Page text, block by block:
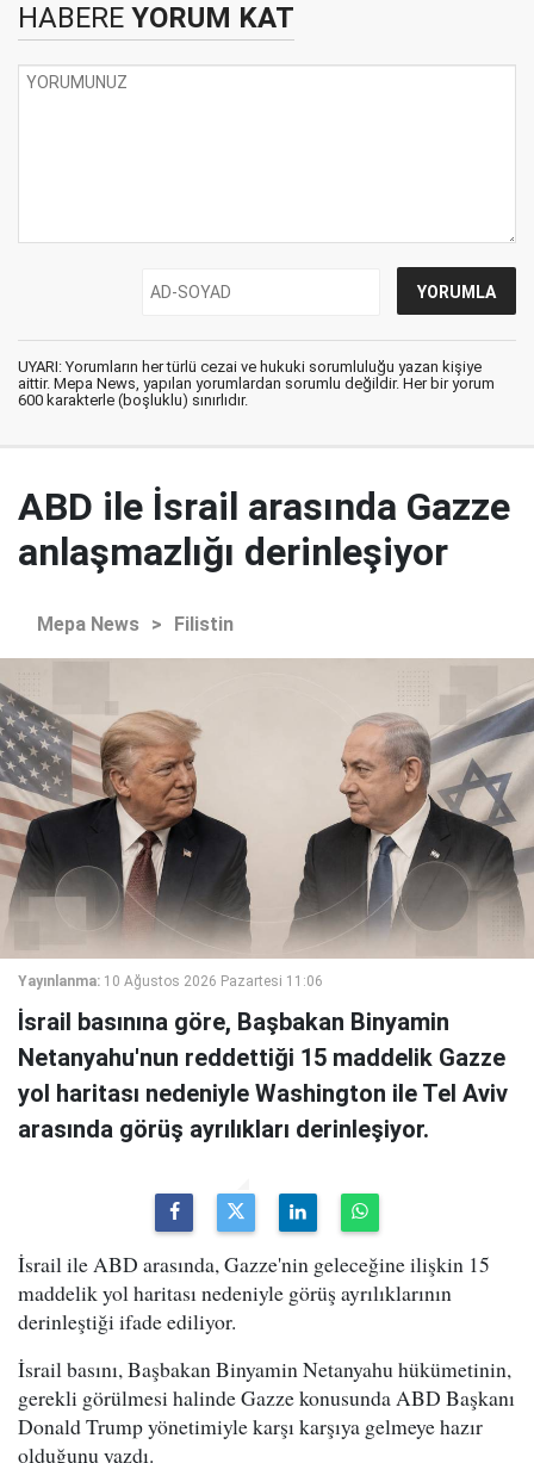
HABERE YORUM KAT
UYARI: Yorumların her türlü cezai ve hukuki sorumluluğu yazan kişiye
aittir. Mepa News, yapılan yorumlardan sorumlu değildir. Her bir yorum
600 karakterle (boşluklu) sınırlıdır.
ABD ile İsrail arasında Gazze
anlaşmazlığı derinleşiyor
Mepa News > Filistin
Yayınlanma: 10 Ağustos 2026 Pazartesi 11:06
İsrail basınına göre, Başbakan Binyamin
Netanyahu'nun reddettiği 15 maddelik Gazze
yol haritası nedeniyle Washington ile Tel Aviv
arasında görüş ayrılıkları derinleşiyor.
İsrail ile ABD arasında, Gazze'nin geleceğine ilişkin 15
maddelik yol haritası nedeniyle görüş ayrılıklarının
derinleştiği ifade ediliyor.
İsrail basını, Başbakan Binyamin Netanyahu hükümetinin,
gerekli görülmesi halinde Gazze konusunda ABD Başkanı
Donald Trump yönetimiyle karşı karşıya gelmeye hazır
olduğunu yazdı.